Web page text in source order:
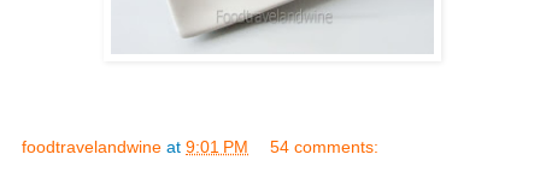
foodtravelandwine at 9:01 PM 54 comments: